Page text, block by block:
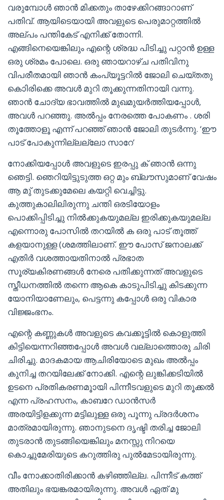
വരുമ്പോൾ ഞാൻ മിക്കതും താഴേക്കിറങ്ങാറാണ്
പതിവ്. ആയിടെയായി അവളുടെ പെരുമാറ്റത്തിൽ
അല്പം പന്തികേട് എനിക്ക് തോന്നി.
എങ്ങിനെയെങ്കിലും എന്റെ ശ്രദ്ധ പിടിച്ചു പറ്റാൻ ഉള്ള
ഒരു ശ്രമം പോലെ. ഒരു ഞായറാഴ്ച പതിവിനു
വിപരീതമായി ഞാൻ കംപ്യൂട്ടറിൽ ജോലി ചെയ്തതു
കൊിരിക്കെ അവൾ മുറി തൂക്കുന്നതിനായി വന്നു.
ഞാൻ ചോദ്യ ഭാവത്തിൽ മുഖമുയർത്തിയപ്പോൾ,
അവൾ പറഞ്ഞു. അൽപ്പം നേരത്തെ പോകണം . ശരി
തൂത്തോളൂ എന്ന് പറഞ്ഞ് ഞാൻ ജോലി തുടർന്നു. ‘ഈ
പാട് പോകുന്നില്ലല്ലോ സാറേ’
നോക്കിയപ്പോൾ അവളുടെ ഇരപ്പു ക് ഞാൻ ഒന്നു
ഞെട്ടി. ഞെറിയിട്ടുടുത്ത ഒറ്റ മും ബ്ലൗസുമാണ് വേഷം
ആ മു് തുടക്കുമേലെ കയറ്റി വെച്ചിട്ടു.
കുത്തുകാലിലിരുന്നു ചന്തി ഒരടിയോളം
പൊക്കിപ്പിടിച്ചു നിൽക്കുകയുമല്ല ഇരിക്കുകയുമല്ല
എന്നൊരു പോസിൽ തറയിൽ ക ഒരു പാട് തൂത്ത്
കളയാനുള്ള (ശമത്തിലാണ്. ഈ പോസ് ജനാലക്ക്
എതിർ വശത്തായതിനാൽ പ്രഭാത
സൂര്യകിരണങ്ങൾ നേരെ പതിക്കുന്നത് അവളുടെ
സ്തീധനത്തിൽ തന്നെ ആകെ കാടുപിടിച്ചു കിടക്കുന്ന
യോനിയാണേലും, പെട്ടന്നു കപ്പോൾ ഒരു വികാര
വിജ്ജംഭനം.
എന്റെ കണ്ണുകൾ അവളുടെ കവക്കൂട്ടിൽ കൊളുത്തി
കിട്ടിയെന്നറിഞ്ഞപ്പോൾ അവൾ വല്ലാത്തൊരു ചിരി
ചിരിച്ചു. മാദകമായ ആചിരിയോടെ മുഖം അൽപ്പം
കുനിച്ച തറയിലേക്ക് നോക്കി. എന്റെ ലുങ്കിക്കടിയിൽ
ഉടനെ പ്രതികരണമൂായി പിന്നീടവളുടെ മുറി തൂക്കൽ
എന്ന പ്രഹസനം, കാബറേ ഡാൻസർ
അരയിട്ടിളക്കുന്ന മട്ടിലുള്ള ഒരു പൂന്നു പ്രദർശനം
മാത്രമായിരുന്നു. ഞാനുടനെ ദൃഷ്ടി തരിച്ച ജോലി
തുടരാൻ തുടങ്ങിയെങ്കിലും മനസ്സു നിറയെ
കൊച്ചുമേരിയുടെ കറുത്തിരു പുൽമേടായിരുന്നു.
വീം നോക്കാതിരിക്കാൻ കഴിഞ്ഞില്ല. പിന്നീട് കത്ത്
അതിലും ഭയങ്കരമായിരുന്നു. അവൾ ഏത് മു